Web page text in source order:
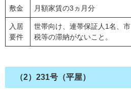
敷金 月額家賃の3ヵ月分
入居
要件
世帯向け、連帯保証人1名、市
税等の滞納がないこと。
（2）231号（平屋）